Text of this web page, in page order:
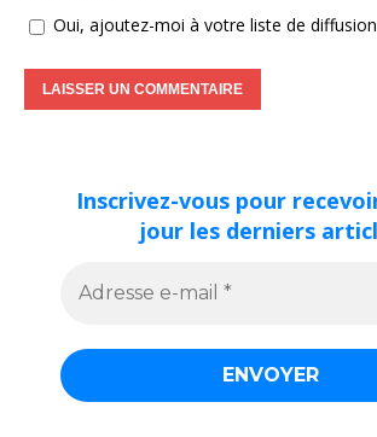
Oui, ajoutez-moi à votre liste de
Inscrivez-vous pour
jour les derniers